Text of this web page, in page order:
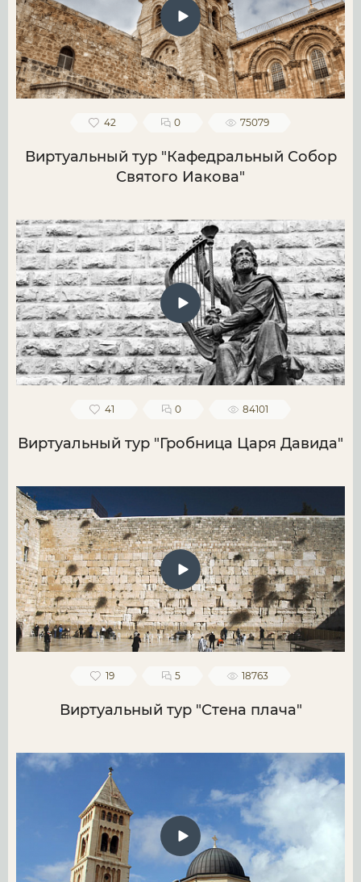
42 0 75079
Виртуальный тур "Кафедральный Собор
Святого Иакова"
41 0 84101
Виртуальный тур "Гробница Царя Давида"
19 5 18763
Виртуальный тур "Стена плача"